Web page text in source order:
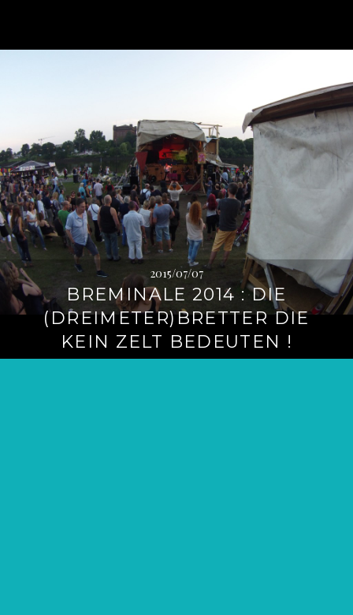
2015/07/07
BREMINALE 2014 : DIE
(DREIMETER)BRETTER DIE
KEIN ZELT BEDEUTEN !